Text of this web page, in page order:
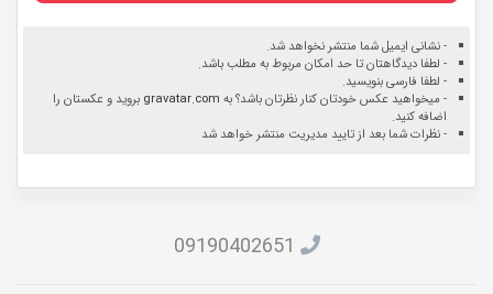
- نشانی ایمیل شما منتشر نخواهد شد.
- لطفا دیدگاهتان تا حد امکان مربوط به مطلب باشد.
- لطفا فارسی بنویسید.
- میخواهید عکس خودتان کنار نظرتان باشد؟ به gravatar.com بروید و عکستان را
اضافه کنید.
- نظرات شما بعد از تایید مدیریت منتشر خواهد شد
09190402651